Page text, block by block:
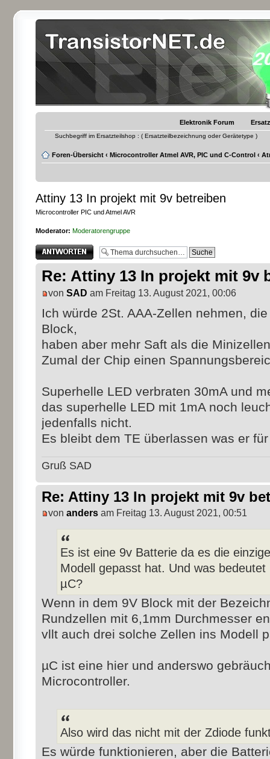
Elektronik Forum
Suchbegriff im Ersatzteilshop : ( Ersatzteilbezeichnung oder Gerätetype )
Foren-Übersicht ‹ Microcontroller Atmel AVR, PIC und C-Control ‹
Attiny 13 In projekt mit 9v betreiben
Microcontroller PIC und Atmel AVR
Moderator: Moderatorengruppe
Antwort erstellen
Re: Attiny 13 In projekt mit 9v
von SAD am Freitag 13. August 2021, 00:06
Ich würde 2St. AAA-Zellen nehmen,
Block,
haben aber mehr Saft als die
Zumal der Chip einen
Superhelle LED verbraten 30mA und
das superhelle LED mit 1mA noch
jedenfalls nicht.
Es bleibt dem TE überlassen was er
Gruß SAD
Re: Attiny 13 In projekt mit 9v
von anders am Freitag 13. August 2021, 00:51
Es ist eine 9v Batterie da es die
Modell gepasst hat. Und was bedeutet
µC?
Wenn in dem 9V Block mit der
Rundzellen mit 6,1mm Durchmesser
vllt auch drei solche Zellen ins Modell
µC ist eine hier und anderswo
Microcontroller.
Also wird das nicht mit der Zdiode
Es würde funktionieren, aber die